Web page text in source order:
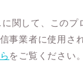
関して、このプ
事業者に使用さ
をご覧ください。